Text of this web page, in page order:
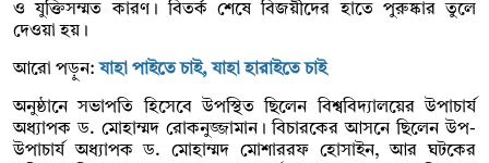
ও যুক্তিসম্মত কারণ। বিতর্ক শেষে বিজয়ীদের হাতে পুরুষ্কার তুলে
দেওয়া হয়।
আরো পড়ুন:যাহা পাইতে চাই, যাহা হারাইতে চাই
অনুষ্ঠানে সভাপতি হিসেবে উপস্থিত ছিলেন বিশ্ববিদ্যালয়ের উপাচার্য
অধ্যাপক ড. মোহাম্মদ রোকনুজ্জামান। বিচারকের আসনে ছিলেন উপ-
উপাচার্য অধ্যাপক ড. মোহাম্মদ মোশাররফ হোসাইন, আর ঘটকের